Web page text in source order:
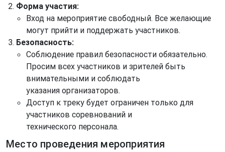
Форма участия:
Вход на мероприятие свободный. Все желающие
могут прийти и поддержать участников.
Безопасность:
Соблюдение правил безопасности обязательно.
Просим всех участников и зрителей быть
внимательными и соблюдать
указания организаторов.
Доступ к треку будет ограничен только для
участников соревнований и
технического персонала.
Место проведения мероприятия